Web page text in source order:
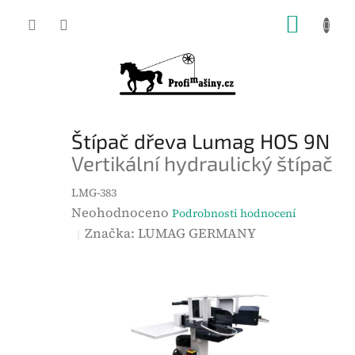
Štípač dřeva Lumag HOS 9N
Vertikální hydraulický štípač
LMG-383
P
Neohodnoceno Podrobnosti hodnocení
Značka:LUMAG GERMANY